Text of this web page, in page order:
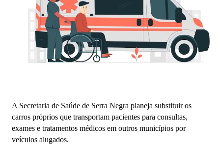
A Secretaria de Saúde de Serra Negra planeja substituir os
carros próprios que transportam pacientes para consultas,
exames e tratamentos médicos em outros municípios por
veículos alugados.